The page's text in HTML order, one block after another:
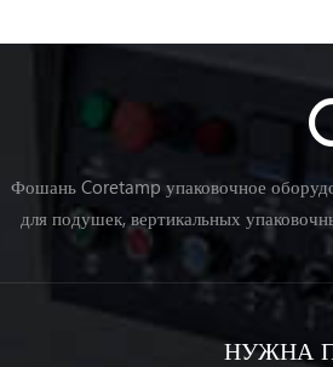
Фошань Coretamp упаковочное
для подушек, вертикальных
упаковочных
НУЖНА